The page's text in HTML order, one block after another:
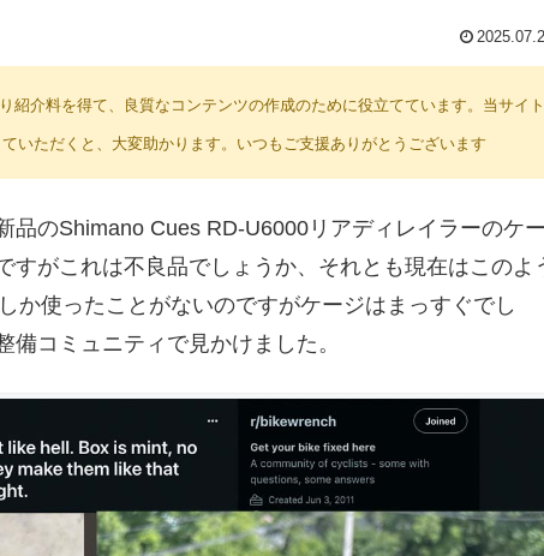
紹介料を得て、良質なコンテンツの作成のために役立てています。当サイト
ていただくと、大変助かります。いつもご支援ありがとうございます
品のShimano Cues RD-U6000リアディレイラーのケー
すがこれは不良品でしょうか、それとも現在はこのよ
か使ったことがないのですがケージはまっすぐでし
コミュニティで見かけました。